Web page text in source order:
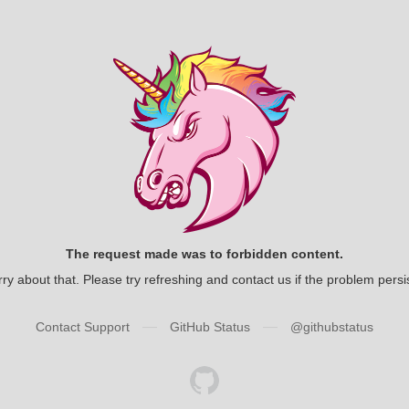
The request made was to forbidden content.
about that. Please try refreshing and contact us if the problem
Contact Support GitHub Status @githubstatus